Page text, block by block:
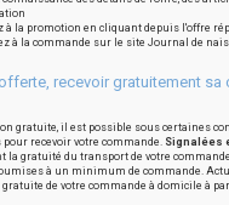
à la promotion en cliquant depuis l'offre
à la commande sur le site Journal de
recevoir gratuitement
gratuite, il est possible sous certaines
pour recevoir votre commande. Signalées
la gratuité du transport de votre
à un minimum de commande.
de votre commande à domicile à